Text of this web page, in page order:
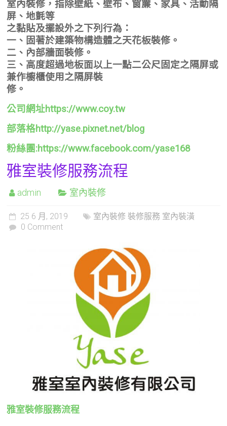
室內裝修，指除壁紙、壁布、窗簾、家具、活動隔
屏、地氈等
之黏貼及擺設外之下列行為：
一、固著於建築物構造體之天花板裝修。
二、內部牆面裝修。
三、高度超過地板面以上一點二公尺固定之隔屏或
兼作櫥櫃使用之隔屏裝
修。
公司網址https://www.coy.tw
部落格http://yase.pixnet.net/blog
粉絲團:https://www.facebook.com/yase168
雅室裝修服務流程
admin 室內裝修
25 6 月, 2019
室內裝修 裝修服務 室內裝潢
0 Comment
雅室裝修服務流程